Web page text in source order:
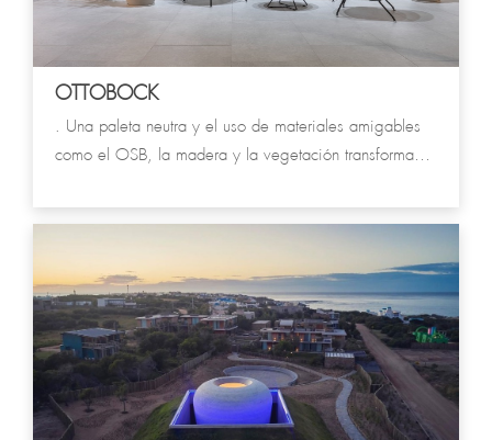
OTTOBOCK
. Una paleta neutra y el uso de materiales amigables
como el OSB, la madera y la vegetación transforman
clientes, exhibiendo las distintas aristas del trabajo